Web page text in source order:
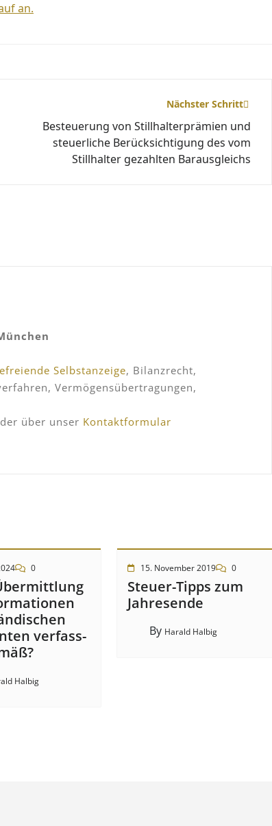
an.
Nächster Schritt
Besteuerung von Stillhalterprämien und
steuerliche Berücksichtigung des vom
Stillhalter gezahlten Barausgleichs
Selbstanzeige, Bilanzrecht,
Vermögensübertragungen,
über unser Kontaktformular
0
ver­fass­
Halbig
15. November 2019 0
Steuer-Tipps zum
Jahresende
By Harald Halbig